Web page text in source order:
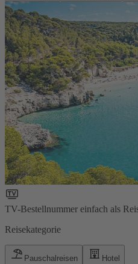
TV-Bestellnummer einfach als
Reisekategorie
Pauschalreisen Hotel